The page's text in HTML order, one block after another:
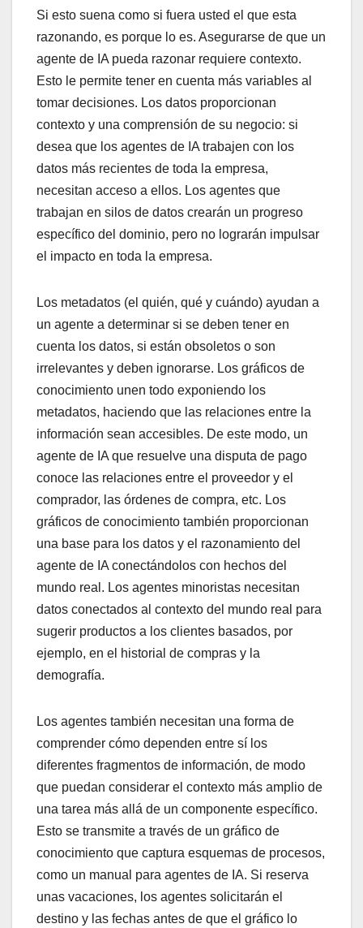
Si esto suena como si fuera usted el que esta
razonando, es porque lo es. Asegurarse de que un
agente de IA pueda razonar requiere contexto.
Esto le permite tener en cuenta más variables al
tomar decisiones. Los datos proporcionan
contexto y una comprensión de su negocio: si
desea que los agentes de IA trabajen con los
datos más recientes de toda la empresa,
necesitan acceso a ellos. Los agentes que
trabajan en silos de datos crearán un progreso
específico del dominio, pero no lograrán impulsar
el impacto en toda la empresa.
Los metadatos (el quién, qué y cuándo) ayudan a
un agente a determinar si se deben tener en
cuenta los datos, si están obsoletos o son
irrelevantes y deben ignorarse. Los gráficos de
conocimiento unen todo exponiendo los
metadatos, haciendo que las relaciones entre la
información sean accesibles. De este modo, un
agente de IA que resuelve una disputa de pago
conoce las relaciones entre el proveedor y el
comprador, las órdenes de compra, etc. Los
gráficos de conocimiento también proporcionan
una base para los datos y el razonamiento del
agente de IA conectándolos con hechos del
mundo real. Los agentes minoristas necesitan
datos conectados al contexto del mundo real para
sugerir productos a los clientes basados, por
ejemplo, en el historial de compras y la
demografía.
Los agentes también necesitan una forma de
comprender cómo dependen entre sí los
diferentes fragmentos de información, de modo
que puedan considerar el contexto más amplio de
una tarea más allá de un componente específico.
Esto se transmite a través de un gráfico de
conocimiento que captura esquemas de procesos,
como un manual para agentes de IA. Si reserva
unas vacaciones, los agentes solicitarán el
destino y las fechas antes de que el gráfico lo